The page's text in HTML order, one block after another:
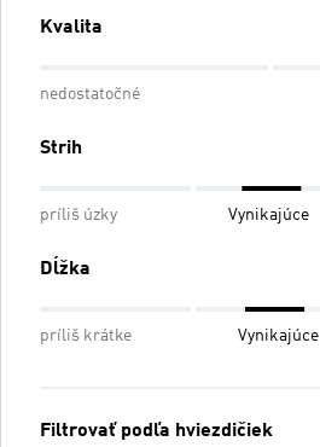
Kvalita
nedostatočné
Strih
príliš úzky Vynikajúce
Dĺžka
príliš krátke Vynikajúce
Filtrovať podľa hviezdičiek